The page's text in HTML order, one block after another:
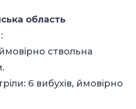
область
ствольна
6 вибухів, ймовірно